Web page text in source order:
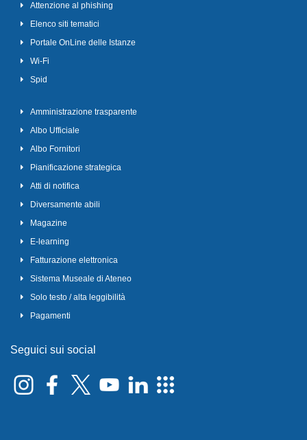
Attenzione al phishing
Elenco siti tematici
Portale OnLine delle Istanze
Wi-Fi
Spid
Amministrazione trasparente
Albo Ufficiale
Albo Fornitori
Pianificazione strategica
Atti di notifica
Diversamente abili
Magazine
E-learning
Fatturazione elettronica
Sistema Museale di Ateneo
Solo testo / alta leggibilità
Pagamenti
Seguici sui social